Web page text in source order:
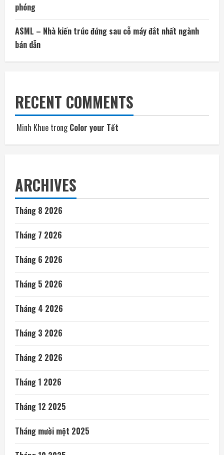
phóng
ASML – Nhà kiến trúc đứng sau cỗ máy đắt nhất ngành
bán dẫn
RECENT COMMENTS
Minh Khue trongColor your Tết
ARCHIVES
Tháng 8 2026
Tháng 7 2026
Tháng 6 2026
Tháng 5 2026
Tháng 4 2026
Tháng 3 2026
Tháng 2 2026
Tháng 1 2026
Tháng 12 2025
Tháng mười một 2025